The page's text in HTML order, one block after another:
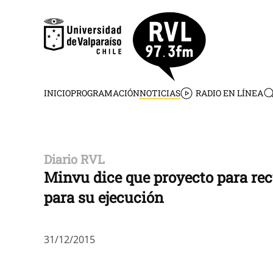
Skip to main content
INICIOPROGRAMACIÓNNOTICIAS RADIO EN LÍNEA
Diario RVL
Minvu dice que proyecto para
para su ejecución
31/12/2015